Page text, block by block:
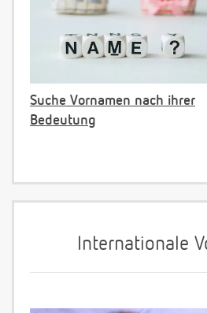
Suche Vornamen nach ihrer
Bedeutung
Internationale